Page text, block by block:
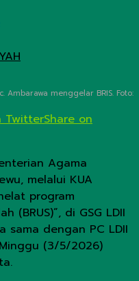
Ambarawa menggelar BRIS. Foto:
TwitterShare on
Agama
melalui KUA
program
(BRUS)”, di GSG LDII
sama dengan PC LDII
(3/5/2026)